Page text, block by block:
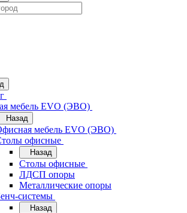
мебель EVO (ЭВО)
Назад
мебель EVO (ЭВО)
офисные
Назад
Cтолы офисные
ЛДСП опоры
Металлические опоры
системы
Назад